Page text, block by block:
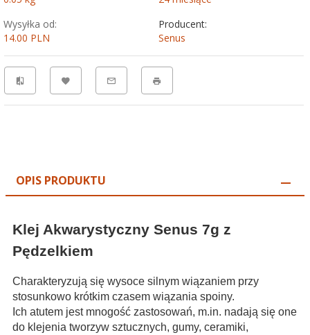
Wysyłka od:
14.00 PLN
Producent:
Senus
OPIS PRODUKTU
Klej Akwarystyczny Senus 7g z
Pędzelkiem
Charakteryzują się wysoce silnym wiązaniem przy
stosunkowo krótkim czasem wiązania spoiny.
Ich atutem jest mnogość zastosowań, m.in. nadają się one
do klejenia tworzyw sztucznych, gumy, ceramiki,